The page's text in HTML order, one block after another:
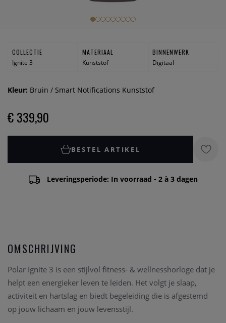
COLLECTIE
Ignite 3
MATERIAAL
Kunststof
BINNENWERK
Digitaal
Kleur: Bruin / Smart Notifications Kunststof
€ 339,90
BESTEL ARTIKEL
Leveringsperiode: In voorraad - 2 à 3 dagen
OMSCHRIJVING
Polar Ignite 3 is een stijlvol fitness- & wellnesshorloge dat je
helpt een energieker leven te leiden. Het volgt je slaap,
activiteit en hartslag en biedt begeleiding die is afgestemd
op jouw lichaam en jouw levensstijl.